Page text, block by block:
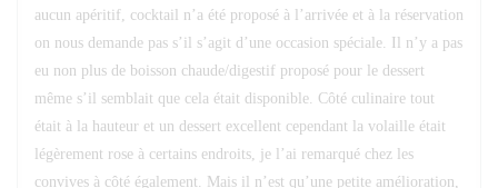
aucun apéritif, cocktail n’a été proposé à l’arrivée et à la réservation
on nous demande pas s’il s’agit d’une occasion spéciale. Il n’y a pas
eu non plus de boisson chaude/digestif proposé pour le dessert
même s’il semblait que cela était disponible. Côté culinaire tout
était à la hauteur et un dessert excellent cependant la volaille était
légèrement rose à certains endroits, je l’ai remarqué chez les
convives à côté également. Mais il n’est qu’une petite amélioration,